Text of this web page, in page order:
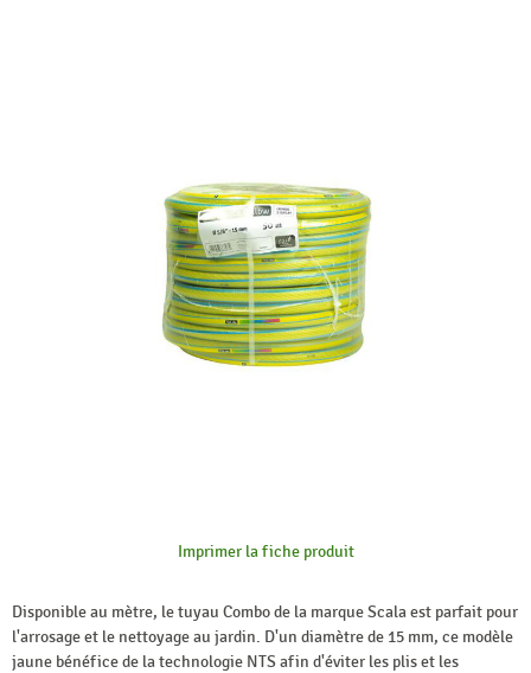
Imprimer la fiche produit
Disponible au mètre, le tuyau Combo de la marque Scala est parfait pour
l'arrosage et le nettoyage au jardin. D'un diamètre de 15 mm, ce modèle
jaune bénéfice de la technologie NTS afin d'éviter les plis et les